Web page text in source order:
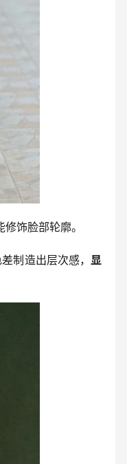
饰脸部轮廓。
制造出层次感， 显